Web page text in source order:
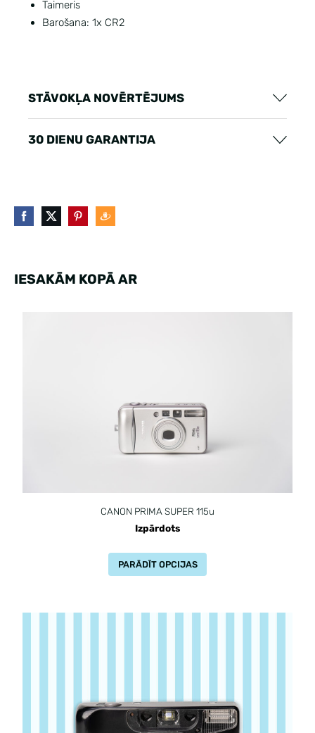
Taimeris
Barošana: 1x CR2
STĀVOKĻA NOVĒRTĒJUMS
30 DIENU GARANTIJA
IESAKĀM KOPĀ AR
CANON PRIMA SUPER 115u
Izpārdots
PARĀDĪT OPCIJAS